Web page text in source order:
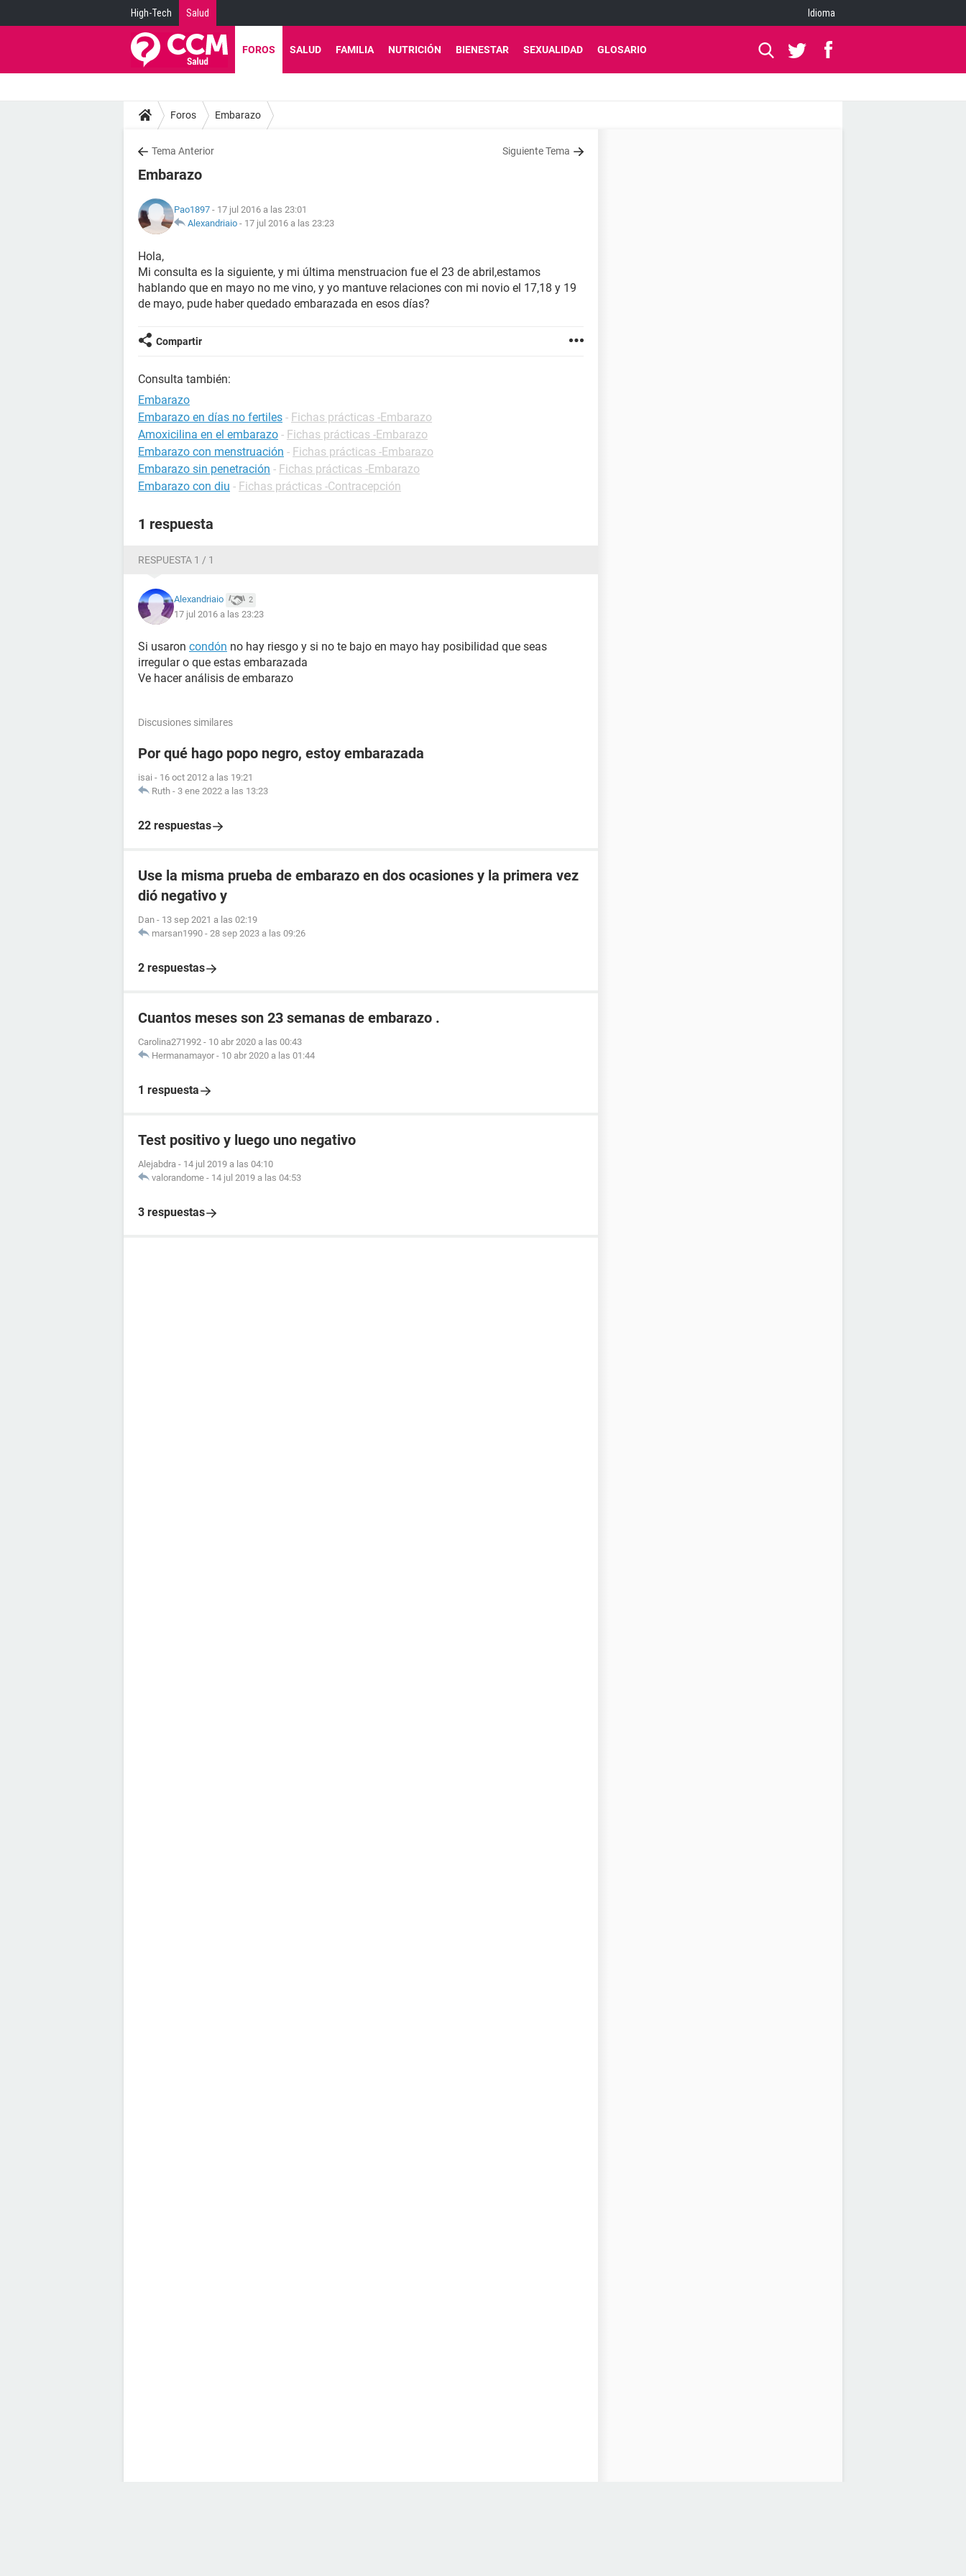
High-Tech Salud Idioma
FOROS SALUD FAMILIA NUTRICIÓN BIENESTAR SEXUALIDAD GLOSARIO
Foros Embarazo
Tema Anterior Siguiente Tema
Embarazo
Pao1897 - 17 jul 2016 a las 23:01
Alexandriaio - 17 jul 2016 a las 23:23
Hola,
Mi consulta es la siguiente, y mi última menstruacion fue el 23 de abril,estamos
hablando que en mayo no me vino, y yo mantuve relaciones con mi novio el 17,18 y 19
de mayo, pude haber quedado embarazada en esos días?
Compartir
Consulta también:
Embarazo
Embarazo en días no fertiles - Fichas prácticas -Embarazo
Amoxicilina en el embarazo - Fichas prácticas -Embarazo
Embarazo con menstruación - Fichas prácticas -Embarazo
Embarazo sin penetración - Fichas prácticas -Embarazo
Embarazo con diu - Fichas prácticas -Contracepción
1 respuesta
RESPUESTA 1 / 1
Alexandriaio 2
17 jul 2016 a las 23:23
Si usaron condón no hay riesgo y si no te bajo en mayo hay posibilidad que seas
irregular o que estas embarazada
Ve hacer análisis de embarazo
Discusiones similares
Por qué hago popo negro, estoy embarazada
isai - 16 oct 2012 a las 19:21
Ruth - 3 ene 2022 a las 13:23
22 respuestas
Use la misma prueba de embarazo en dos ocasiones y la primera vez
dió negativo y
Dan - 13 sep 2021 a las 02:19
marsan1990 - 28 sep 2023 a las 09:26
2 respuestas
Cuantos meses son 23 semanas de embarazo .
Carolina271992 - 10 abr 2020 a las 00:43
Hermanamayor - 10 abr 2020 a las 01:44
1 respuesta
Test positivo y luego uno negativo
Alejabdra - 14 jul 2019 a las 04:10
valorandome - 14 jul 2019 a las 04:53
3 respuestas